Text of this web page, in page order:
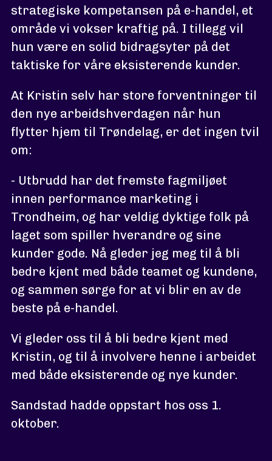
strategiske kompetansen på e-handel, et
område vi vokser kraftig på. I tillegg vil
hun være en solid bidragsyter på det
taktiske for våre eksisterende kunder.
At Kristin selv har store forventninger til
den nye arbeidshverdagen når hun
flytter hjem til Trøndelag, er det ingen tvil
om:
- Utbrudd har det fremste fagmiljøet
innen performance marketing i
Trondheim, og har veldig dyktige folk på
laget som spiller hverandre og sine
kunder gode. Nå gleder jeg meg til å bli
bedre kjent med både teamet og kundene,
og sammen sørge for at vi blir en av de
beste på e-handel.
Vi gleder oss til å bli bedre kjent med
Kristin, og til å involvere henne i arbeidet
med både eksisterende og nye kunder.
Sandstad hadde oppstart hos oss 1.
oktober.